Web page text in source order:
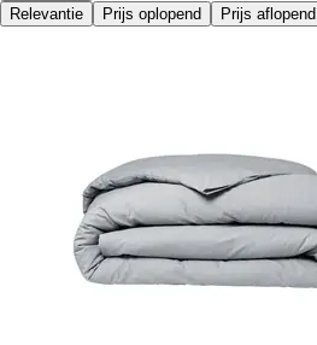
Relevantie
Prijs oplopend Prijs aflopend